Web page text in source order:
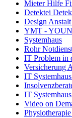
Mieter Hilfe
Detektei
Design
YMT -
Systemhaus
Rohr
IT Problem in
Versicherung
IT
IT
Video on